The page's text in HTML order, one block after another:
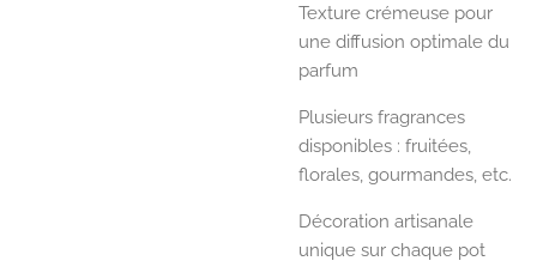
Texture crémeuse pour
une diffusion optimale du
parfum
Plusieurs fragrances
disponibles : fruitées,
florales, gourmandes, etc.
Décoration artisanale
unique sur chaque pot